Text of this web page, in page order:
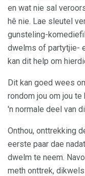
en wat nie sal
hê nie. Lae sleutel
gunsteling-
dwelms of partytjie-
kan dit help om
Dit kan goed wees
rondom jou om jou
'n normale deel van
Onthou, onttrekking
eerste paar dae
dwelm te neem.
meth onttrek,